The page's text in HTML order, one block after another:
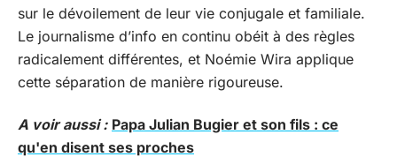
sur le dévoilement de leur vie conjugale et familiale.
Le journalisme d’info en continu obéit à des règles
radicalement différentes, et Noémie Wira applique
cette séparation de manière rigoureuse.
A voir aussi : Papa Julian Bugier et son fils : ce
qu'en disent ses proches